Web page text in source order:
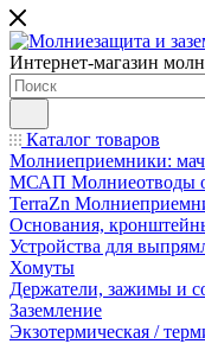
Интернет-магазин
Каталог товаров
Молниеприемники:
МСАП Молниеотводы
TerraZn
Основания,
Устройства для
Хомуты
Держатели, зажимы и
Заземление
Экзотермическая /